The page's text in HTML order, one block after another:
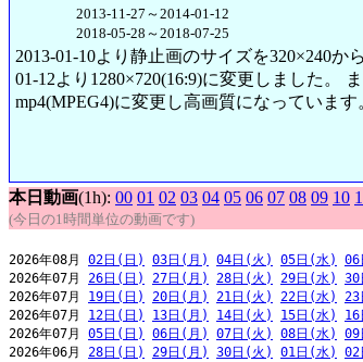
2013-11-27～2014-01-12
2018-05-28～2018-07-25
2013-01-10より静止画のサイズを320×240
01-12より1280×720(16:9)に変更しました。
mp4(MPEG4)に変更し高画質になっています
本日動画(1h): 00 01 02 03 04 05 06 07 08 09 10
(今日の1時間単位の動画です)
2026年08月 02日(日) 03日(月) 04日(火) 05日(水) 06
2026年07月 26日(日) 27日(月) 28日(火) 29日(水) 30
2026年07月 19日(日) 20日(月) 21日(火) 22日(水) 23
2026年07月 12日(日) 13日(月) 14日(火) 15日(水)
2026年07月 05日(日) 06日(月) 07日(火) 08日(水) 09
2026年06月 28日(日) 29日(月) 30日(火) 01日(水) 02